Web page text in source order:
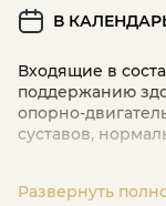
В
Входящие в
поддержанию
опорно-
суставов,
Развернуть